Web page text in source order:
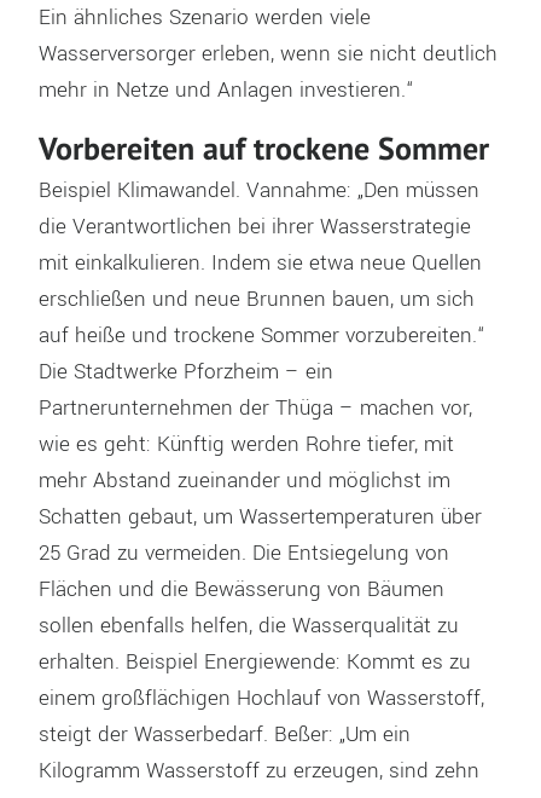
Ein ähnliches Szenario werden viele
Wasserversorger erleben, wenn sie nicht deutlich
mehr in Netze und Anlagen investieren.“
Vorbereiten auf trockene Sommer
Beispiel Klimawandel. Vannahme: „Den müssen
die Verantwortlichen bei ihrer Wasserstrategie
mit einkalkulieren. Indem sie etwa neue Quellen
erschließen und neue Brunnen bauen, um sich
auf heiße und trockene Sommer vorzubereiten.“
Die Stadtwerke Pforzheim – ein
Partnerunternehmen der Thüga – machen vor,
wie es geht: Künftig werden Rohre tiefer, mit
mehr Abstand zueinander und möglichst im
Schatten gebaut, um Wassertemperaturen über
25 Grad zu vermeiden. Die Entsiegelung von
Flächen und die Bewässerung von Bäumen
sollen ebenfalls helfen, die Wasserqualität zu
erhalten. Beispiel Energiewende: Kommt es zu
einem großflächigen Hochlauf von Wasserstoff,
steigt der Wasserbedarf. Beßer: „Um ein
Kilogramm Wasserstoff zu erzeugen, sind zehn